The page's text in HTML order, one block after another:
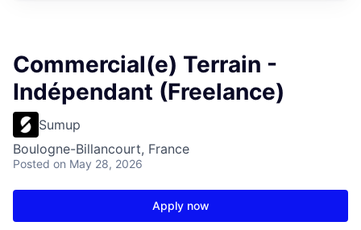
Commercial(e) Terrain -
Indépendant (Freelance)
Sumup
Boulogne-Billancourt, France
Posted on May 28, 2026
Apply now